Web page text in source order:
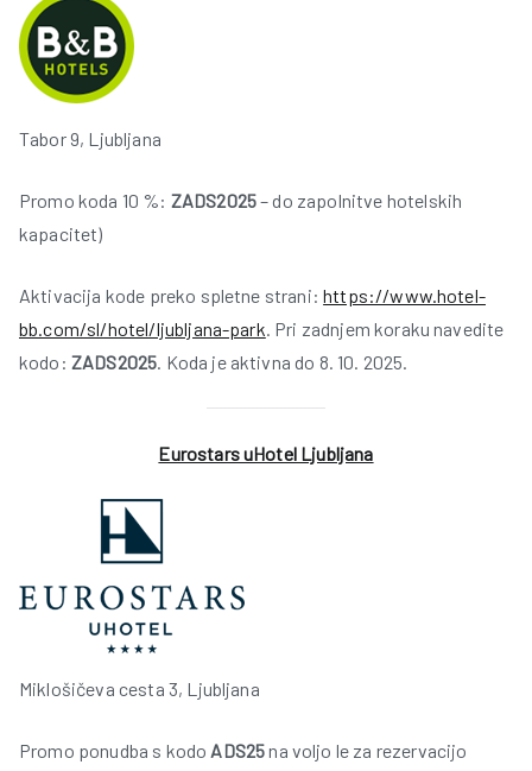
Tabor 9, Ljubljana
Promo koda 10 %: ZADS2025– do zapolnitve hotelskih
kapacitet)
Aktivacija kode preko spletne strani:https://www.hotel-
bb.com/sl/hotel/ljubljana-park. Pri zadnjem koraku navedite
kodo: ZADS2025. Koda je aktivna do 8. 10. 2025.
Eurostars uHotel Ljubljana
Miklošičeva cesta 3, Ljubljana
Promo ponudba s kodo ADS25na voljo le za rezervacijo